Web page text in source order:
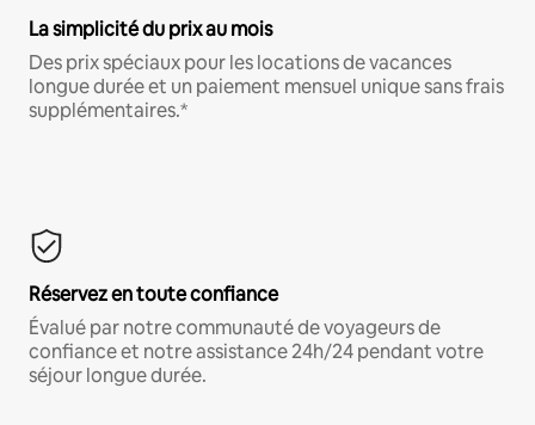
La simplicité du prix au mois
Des prix spéciaux pour les locations de vacances
longue durée et un paiement mensuel unique sans frais
supplémentaires.*
Réservez en toute confiance
Évalué par notre communauté de voyageurs de
confiance et notre assistance 24h/24 pendant votre
séjour longue durée.